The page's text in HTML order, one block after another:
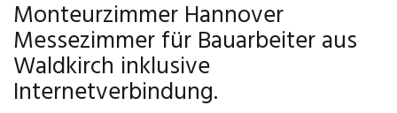
Monteurzimmer Hannover
Messezimmer für Bauarbeiter aus
Waldkirch inklusive
Internetverbindung.